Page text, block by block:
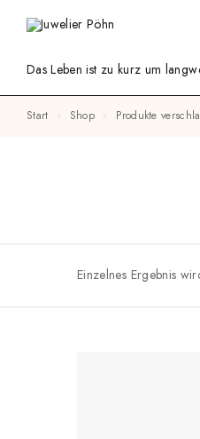
Das Leben ist zu kurz um
Start Shop Produkte
Einzelnes Ergebnis